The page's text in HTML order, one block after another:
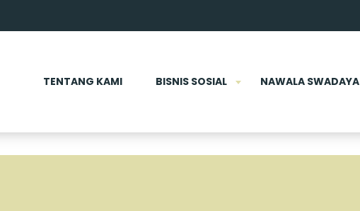
TENTANG KAMI BISNIS SOSIAL NAWALA SWADAYA